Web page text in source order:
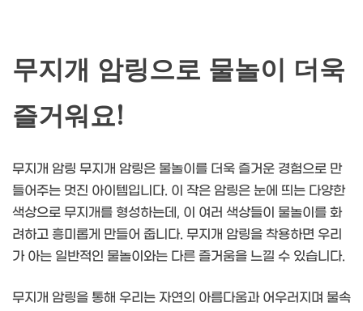
무지개 암링으로 물놀이 더욱
즐거워요!
무지개 암링 무지개 암링은 물놀이를 더욱 즐거운 경험으로 만
들어주는 멋진 아이템입니다. 이 작은 암링은 눈에 띄는 다양한
색상으로 무지개를 형성하는데, 이 여러 색상들이 물놀이를 화
려하고 흥미롭게 만들어 줍니다. 무지개 암링을 착용하면 우리
가 아는 일반적인 물놀이와는 다른 즐거움을 느낄 수 있습니다.
무지개 암링을 통해 우리는 자연의 아름다움과 어우러지며 물속